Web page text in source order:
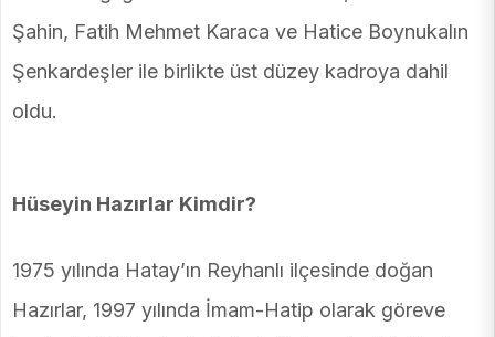
Şahin, Fatih Mehmet Karaca ve Hatice Boynukalın
Şenkardeşler ile birlikte üst düzey kadroya dahil
oldu.
Hüseyin Hazırlar Kimdir?
1975 yılında Hatay’ın Reyhanlı ilçesinde doğan
Hazırlar, 1997 yılında İmam-Hatip olarak göreve